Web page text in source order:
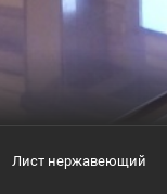
Лист нержавеющий